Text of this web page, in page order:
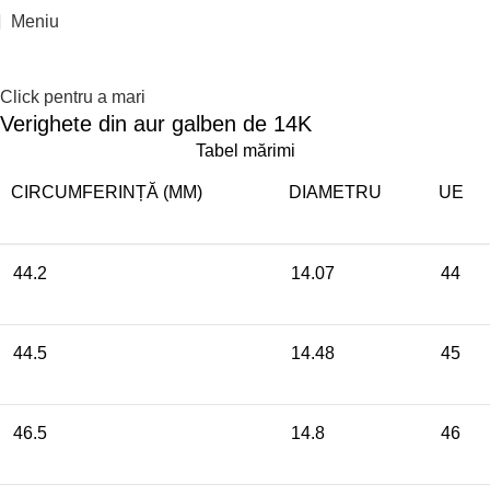
Meniu
Click pentru a mari
Verighete din aur galben de 14K
Tabel mărimi
CIRCUMFERINȚĂ (MM) DIAMETRU UE
44.2 14.07 44
44.5 14.48 45
46.5 14.8 46